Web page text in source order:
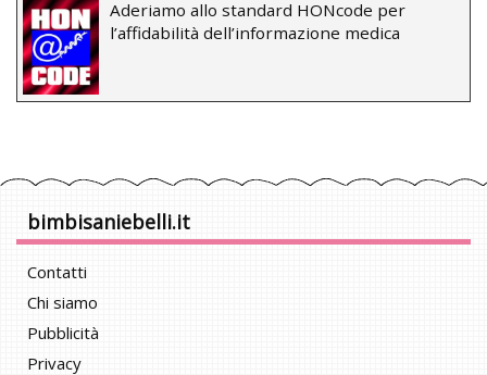
Aderiamo allo standard HONcode per
l’affidabilità dell’informazione medica
bimbisaniebelli.it
Contatti
Chi siamo
Pubblicità
Privacy